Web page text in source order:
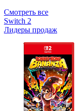
Смотреть все
Switch 2
Лидеры продаж